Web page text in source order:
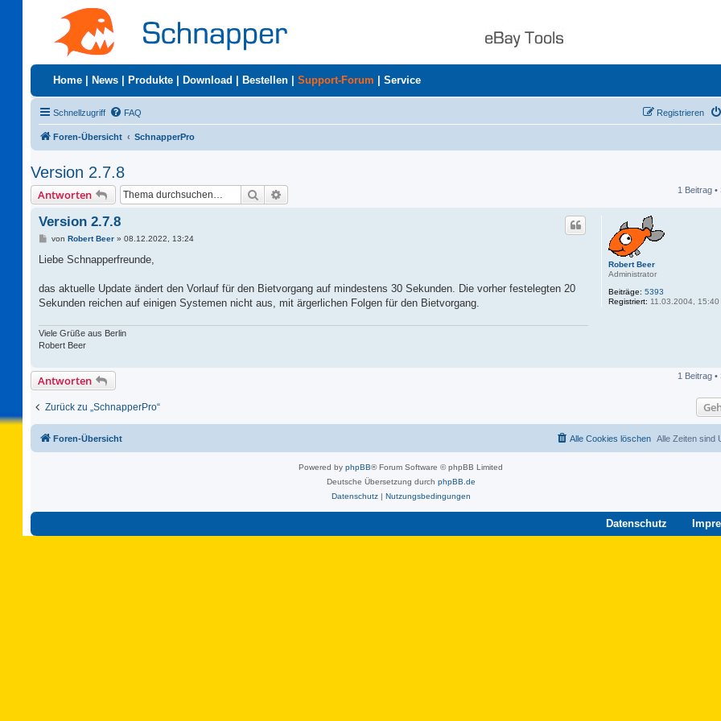
Home News Produkte Download Bestellen Support-Forum Service
Schnellzugriff FAQ Registrieren
Foren-Übersicht SchnapperPro
Version 2.7.8
Antworten Suche 1 Beitrag •
Robert Beer
Administrator
Beiträge: 5393
Registriert: 11.03.2004, 15:40
Version 2.7.8
B
i
a
von Robert Beer» 08.12.2022, 13:24
Liebe Schnapperfreunde,
das aktuelle Update ändert den Vorlauf für den Bietvorgang auf mindestens 30 Sekunden. Die vorher festelegten 20
Sekunden reichen auf einigen Systemen nicht aus, mit ärgerlichen Folgen für den Bietvorgang.
Viele Grüße aus Berlin
Robert Beer
Antworten 1 Beitrag •
Zurück zu „SchnapperPro“
Foren-Übersicht Alle Zeiten sind
Alle Cookies löschen
Powered by phpBB® Forum Software © phpBB Limited
Deutsche Übersetzung durch phpBB.de
Datenschutz| Nutzungsbedingungen
Datenschutz